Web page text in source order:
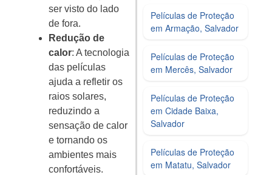
ser visto do lado
de fora.
Redução de
calor: A tecnologia
das películas
ajuda a refletir os
raios solares,
reduzindo a
sensação de calor
e tornando os
ambientes mais
confortáveis.
Películas de Proteção
em Armação, Salvador
Películas de Proteção
em Mercês, Salvador
Películas de Proteção
em Cidade Baixa,
Salvador
Películas de Proteção
em Matatu, Salvador